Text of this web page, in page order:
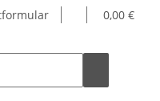
0,00 €